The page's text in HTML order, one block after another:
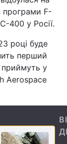
програми F-
400 у Росії.
році буде
перший
приймуть у
Aerospace